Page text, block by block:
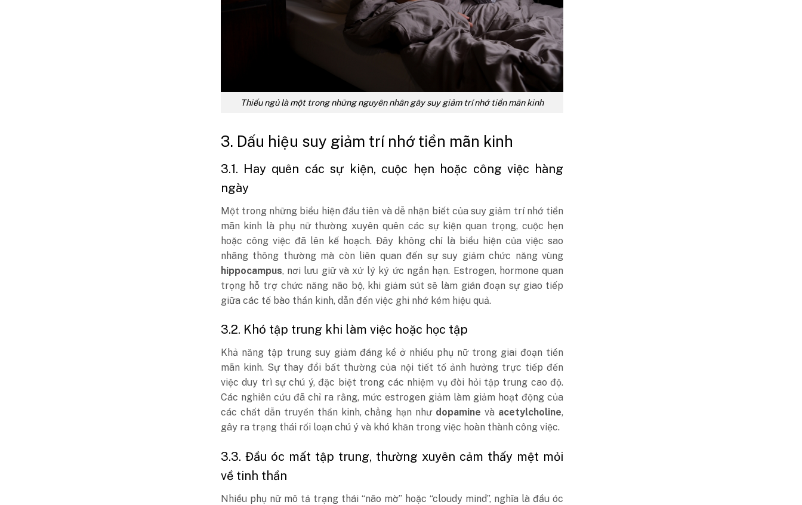
Thiếu ngủ là một trong những nguyên nhân gây suy giảm trí nhớ tiền mãn kinh
3. Dấu hiệu suy giảm trí nhớ tiền mãn kinh
3.1. Hay quên các sự kiện, cuộc hẹn hoặc công việc hàng
ngày
Một trong những biểu hiện đầu tiên và dễ nhận biết của suy giảm trí nhớ tiền
mãn kinh là phụ nữ thường xuyên quên các sự kiện quan trọng, cuộc hẹn
hoặc công việc đã lên kế hoạch. Đây không chỉ là biểu hiện của việc sao
nhãng thông thường mà còn liên quan đến sự suy giảm chức năng vùng
hippocampus, nơi lưu giữ và xử lý ký ức ngắn hạn. Estrogen, hormone quan
trọng hỗ trợ chức năng não bộ, khi giảm sút sẽ làm gián đoạn sự giao tiếp
giữa các tế bào thần kinh, dẫn đến việc ghi nhớ kém hiệu quả.
3.2. Khó tập trung khi làm việc hoặc học tập
Khả năng tập trung suy giảm đáng kể ở nhiều phụ nữ trong giai đoạn tiền
mãn kinh. Sự thay đổi bất thường của nội tiết tố ảnh hưởng trực tiếp đến
việc duy trì sự chú ý, đặc biệt trong các nhiệm vụ đòi hỏi tập trung cao độ.
Các nghiên cứu đã chỉ ra rằng, mức estrogen giảm làm giảm hoạt động của
các chất dẫn truyền thần kinh, chẳng hạn như dopamine và acetylcholine,
gây ra trạng thái rối loạn chú ý và khó khăn trong việc hoàn thành công việc.
3.3. Đầu óc mất tập trung, thường xuyên cảm thấy mệt mỏi
về tinh thần
Nhiều phụ nữ mô tả trạng thái “não mờ” hoặc “cloudy mind”, nghĩa là đầu óc